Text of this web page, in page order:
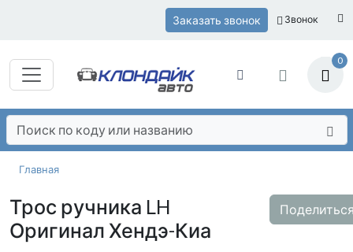
Заказать звонок Звонок
0
Главная
Трос ручника LH
Оригинал Хендэ-Киа